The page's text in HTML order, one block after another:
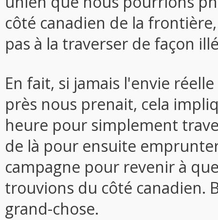
côté canadien de la
pas à la traverser de façon
En fait, si jamais l'envie
près nous prenait, cela
heure pour simplement
de là pour ensuite
campagne pour revenir à
trouvions du côté canadien.
grand-chose.